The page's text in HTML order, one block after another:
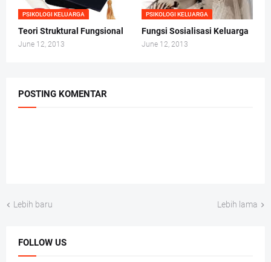
PSIKOLOGI KELUARGA
Teori Struktural Fungsional
June 12, 2013
PSIKOLOGI KELUARGA
Fungsi Sosialisasi Keluarga
June 12, 2013
POSTING KOMENTAR
Lebih baru Lebih lama
FOLLOW US